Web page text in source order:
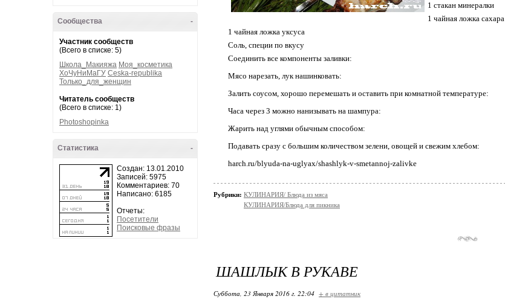
-
Сообщества
Участник сообществ
(Всего в списке: 5)
Школа_Макияжа Моя_косметика
ХоЧуНиМаГУ Ceska-republika
Только_для_женщин
Читатель сообществ
(Всего в списке: 1)
Photoshopinka
-
Статистика
Создан: 13.01.2010
Записей: 5975
Комментариев: 70
Написано: 6185
Отчеты:
Посетители
Поисковые фразы
1 стакан минералки
1 чайная ложка сахара
1 чайная ложка уксуса
Соль, специи по вкусу
Соединить все компоненты заливки:
Мясо нарезать, лук нашинковать:
Залить соусом, хорошо перемешать и оставить при комнатной температуре:
Часа через 3 можно нанизывать на шампура:
Жарить над углями обычным способом:
Подавать сразу с большим количеством зелени, овощей и свежим хлебом:
harch.ru/blyuda-na-uglyax/shashlyk-v-smetannoj-zalivke
Рубрики: КУЛИНАРИЯ/ Блюда из мяса
КУЛИНАРИЯ/Блюда для пикника
ШАШЛЫК В РУКАВЕ
Суббота, 23 Января 2016 г. 22:04 + в цитатник